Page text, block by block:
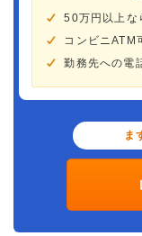
50万円以上な
コンビニATM
勤務先への電
ま